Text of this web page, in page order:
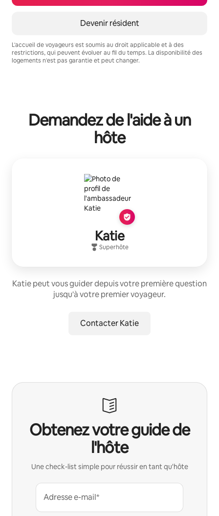
Devenir résident
L'accueil de voyageurs est soumis au droit applicable et à des
restrictions, qui peuvent évoluer au fil du temps. La disponibilité des
logements n'est pas garantie et peut changer.
Demandez de l'aide à un
hôte
Katie
Superhôte
Katie peut vous guider depuis votre première question
jusqu'à votre premier voyageur.
Contacter Katie
Obtenez votre guide de
l'hôte
Une check-list simple pour réussir en tant qu'hôte
Adresse e-mail*